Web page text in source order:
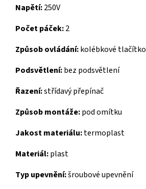
Napětí:250V
Počet páček:2
Způsob ovládání:kolébkové tlačítko
Podsvětlení:bez podsvětlení
Řazení:střídavý přepínač
Způsob montáže:pod omítku
Jakost materiálu:termoplast
Materiál:plast
Typ upevnění:šroubové upevnění